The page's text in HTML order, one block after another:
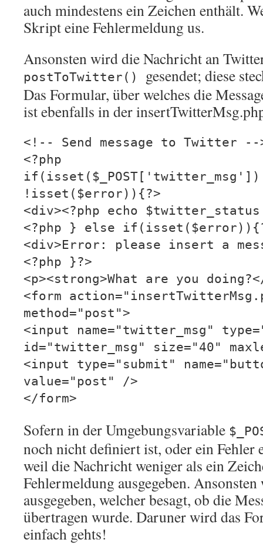
auch mindestens ein Zeichen enthält.
Skript eine Fehlermeldung us.
Ansonsten wird die Nachricht an
postToTwitter() gesendet; diese
Das Formular, über welches die
ist ebenfalls in der
<!-- Send message to Twitter --
<?php
if(isset($_POST['twitter_msg'])
!isset($error)){?>
<div><?php echo
<?php } else
<div>Error: please insert a
<?php }?>
<p><strong>What are you
<form
method="post">
<input name="twitter_msg"
id="twitter_msg" size="40"
<input type="submit"
value="post" />
</form>
Sofern in der Umgebungsvariable
noch nicht definiert ist, oder ein Fehler
weil die Nachricht weniger als ein
Fehlermeldung ausgegeben.
ausgegeben, welcher besagt, ob die
übertragen wurde. Daruner wird das
einfach gehts!